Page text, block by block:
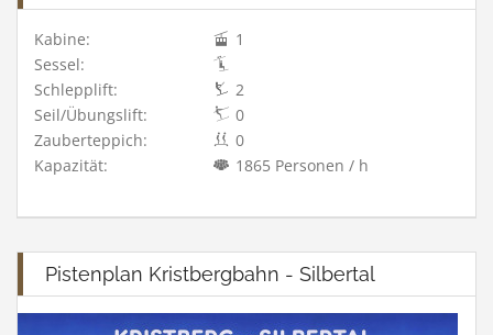
Kabine:
1
Sessel:
Schlepplift:
2
Seil/Übungslift:
0
Zauberteppich:
0
Kapazität:
1865 Personen / h
Pistenplan Kristbergbahn - Silbertal